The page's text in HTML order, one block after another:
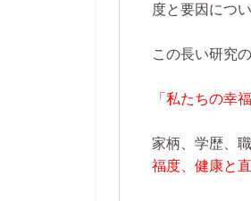
度と要因につ
この長い研究
「私たちの幸
家柄、学歴、
福度、健康と